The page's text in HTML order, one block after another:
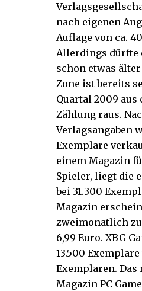
nach eigenen
Auflage von ca.
Allerdings dürfte
schon etwas
Zone ist bereits
Quartal 2009 aus
Zählung raus.
Verlagsangaben
Exemplare
einem Magazin
Spieler, liegt die
bei 31.300
Magazin
zweimonatlich
6,99 Euro. XBG
13.500
Exemplaren.
Magazin PC